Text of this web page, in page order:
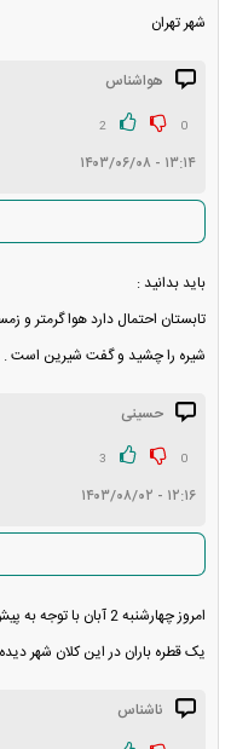
شهر تهران
هواشناس
0
2
۱۳:۱۴ - ۱۴۰۳/۰۶/۰۸
باید بدانید :
تابستان احتمال دارد هوا گرمتر و
شیره را چشید و گفت شیرین است .
حسینی
0
3
۱۲:۱۶ - ۱۴۰۳/۰۸/۰۲
امروز چهارشنبه 2
یک قطره باران در این کلان شهر
ناشناس